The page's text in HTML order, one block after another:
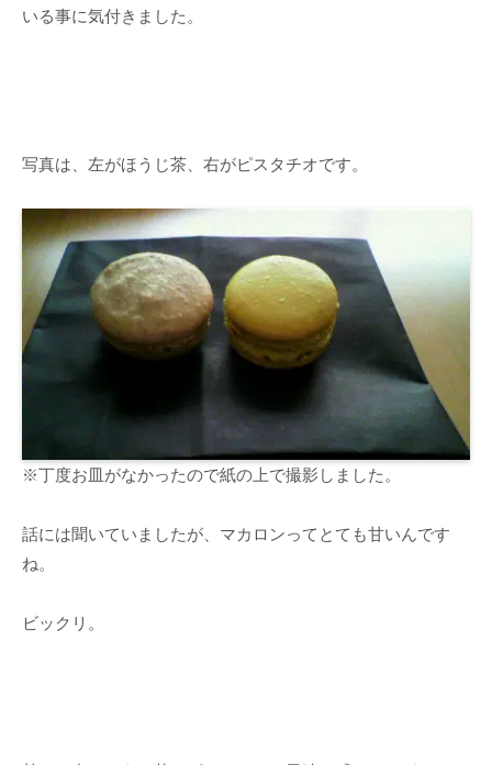
いる事に気付きました。
写真は、左がほうじ茶、右がピスタチオです。
※丁度お皿がなかったので紙の上で撮影しました。
話には聞いていましたが、マカロンってとても甘いんです
ね。
ビックリ。